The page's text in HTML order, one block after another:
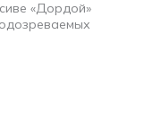
«Дордой»